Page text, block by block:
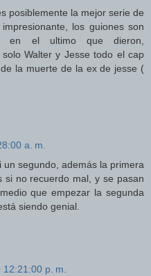
posiblemente la mejor serie de
los guiones son
en el ultimo que dieron,
Walter y Jesse todo el cap
la muerte de la ex de jesse (
a. m.
un segundo, además la primera
si no recuerdo mal, y se pasan
que empezar la segunda
siendo genial.
p. m.